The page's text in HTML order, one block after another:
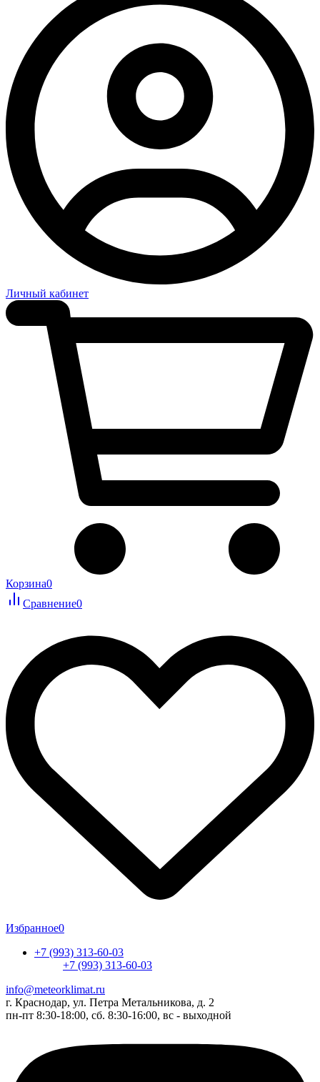
Личный кабинет
Корзина0
Сравнение0
Избранное0
+7 (993) 313-60-03
+7 (993) 313-60-03
info@meteorklimat.ru
г. Краснодар, ул. Петра Метальникова, д. 2
пн-пт 8:30-18:00, сб. 8:30-16:00, вс - выходной